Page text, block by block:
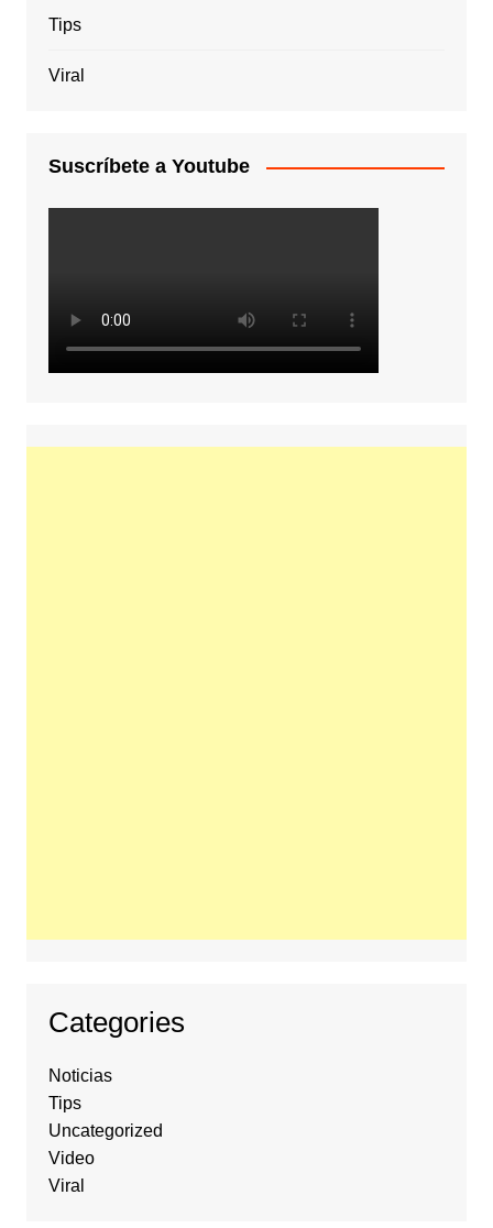
Tips
Viral
Suscríbete a Youtube
Categories
Noticias
Tips
Uncategorized
Video
Viral